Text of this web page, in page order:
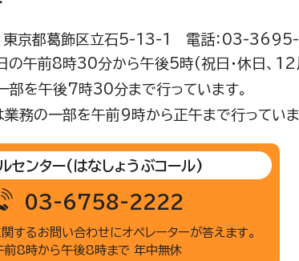
京都葛飾区立石5-13-1 電話：03-3695-
の午前8時30分から午後5時(祝日・休日、
部を午後7時30分まで行っています。
務の一部を午前9時から正午まで行っていま
センター(はなしょうぶコール)
03-6758-2222
するお問い合わせにオペレーターが答えます。
前8時から午後8時まで 年中無休